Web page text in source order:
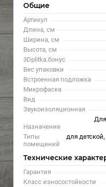
Общие
Артикул
Длина, см
Ширина, см
Высота, см
3Dplitka.бонус
Вес упаковки
Встроенная подложка
Микрофаска
Вид
Звукоизоляционная
Назначение
Типы
помещений
для
Технические
Гарантия
Класс износостойкости